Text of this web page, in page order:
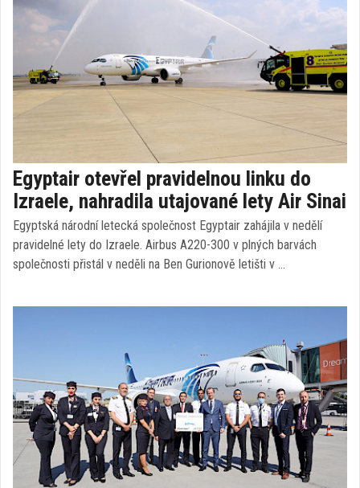
Egyptair otevřel pravidelnou linku do
Izraele, nahradila utajované lety Air Sinai
Egyptská národní letecká společnost Egyptair zahájila v nedělí
pravidelné lety do Izraele. Airbus A220-300 v plných barvách
společnosti přistál v neděli na Ben Gurionově letišti v …